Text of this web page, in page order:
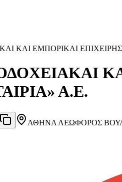
ΚΑΙ ΕΜΠΟΡΙΚΑΙ
Α.Ε.
ΑΘΗΝΑ ΛΕΩΦΟΡΟΣ